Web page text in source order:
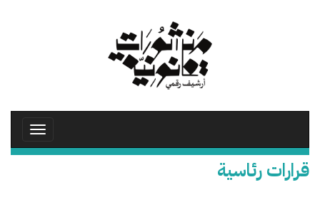
Toggle
قرارات رئاسية